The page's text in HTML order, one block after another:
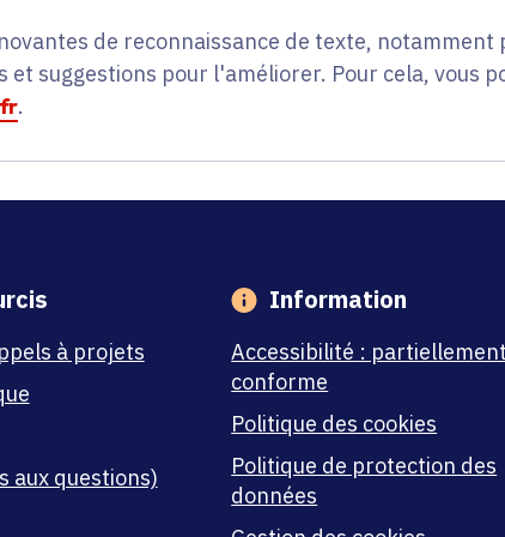
de reconnaissance de texte,
suggestions pour l'améliorer. Pour cela, vous
.
à projets
aux questions)
Information
Accessibilité : partiellement
conforme
Politique des cookies
Politique de protection des
données